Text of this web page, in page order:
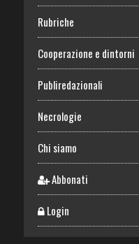
Rubriche
Cooperazione e dintorni
Publiredazionali
Necrologie
Chi siamo
Abbonati
Login